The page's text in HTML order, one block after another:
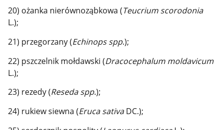
20) ożanka nierównoząbkowa (Teucrium scorodonia
L.);
21) przegorzany (Echinops spp.);
22) pszczelnik mołdawski (Dracocephalum moldavicum
L.);
23) rezedy (Reseda spp.);
24) rukiew siewna (Eruca sativaDC.);